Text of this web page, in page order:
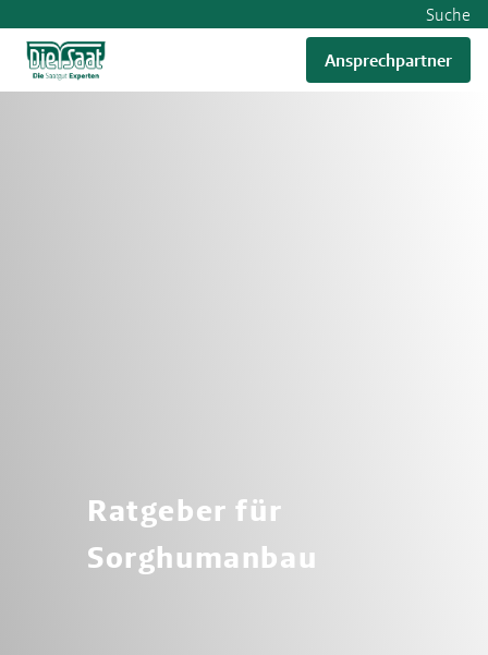
Suche
Ansprechpartner
Ratgeber für
Sorghumanbau